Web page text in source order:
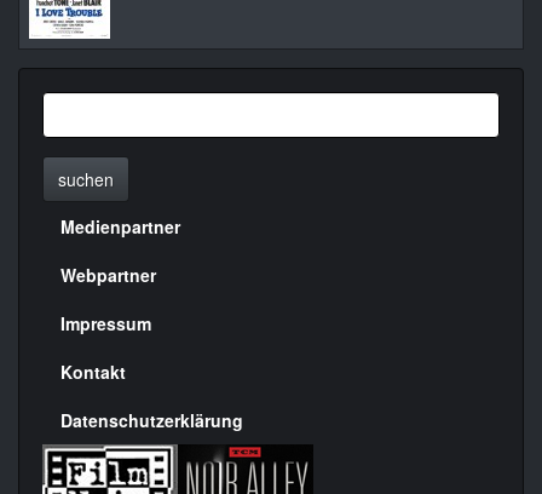
suchen
Menülinks
rechte
Seite
Medienpartner
Webpartner
Impressum
Kontakt
Datenschutzerklärung